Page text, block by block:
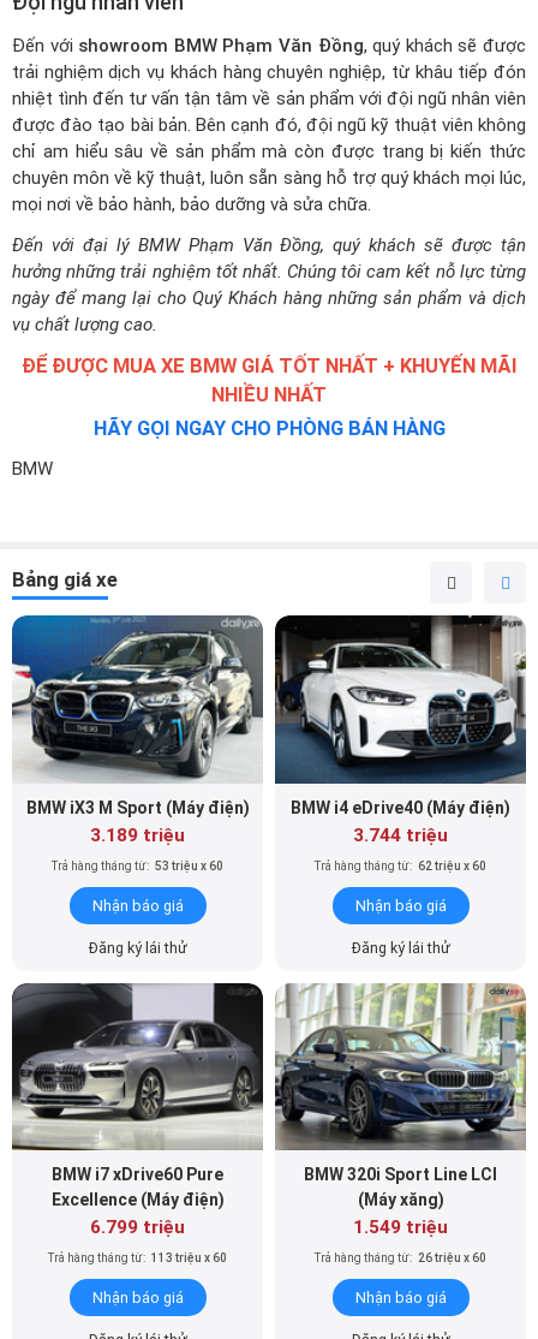
chuyên môn về kỹ thuật, luôn sẵn sàng hỗ trợ quý khách mọi lúc,
mọi nơi về bảo hành, bảo dưỡng và sửa chữa.
Đến với đại lý BMW Phạm Văn Đồng, quý khách sẽ được tận
hưởng những trải nghiệm tốt nhất. Chúng tôi cam kết nỗ lực từng
ngày để mang lại cho Quý Khách hàng những sản phẩm và dịch
vụ chất lượng cao.
ĐỂ ĐƯỢC MUA XE BMW GIÁ TỐT NHẤT + KHUYẾN MÃI
NHIỀU NHẤT
HÃY GỌI NGAY CHO PHÒNG BÁN HÀNG
BMW
Bảng giá xe
BMW iX3 M Sport (Máy điện)
3.189 triệu
Trả hàng tháng từ: 53 triệu x 60
Nhận báo giá
Đăng ký lái thử
BMW i4 eDrive40 (Máy điện)
3.744 triệu
Trả hàng tháng từ: 62 triệu x 60
Nhận báo giá
Đăng ký lái thử
Excellence (Máy điện)
6.799 triệu
Trả hàng tháng từ: 113 triệu x 60
Nhận báo giá
Đăng ký lái thử
BMW 320i Sport Line LCI
(Máy xăng)
1.549 triệu
Trả hàng tháng từ: 26 triệu x 60
Nhận báo giá
Đăng ký lái thử